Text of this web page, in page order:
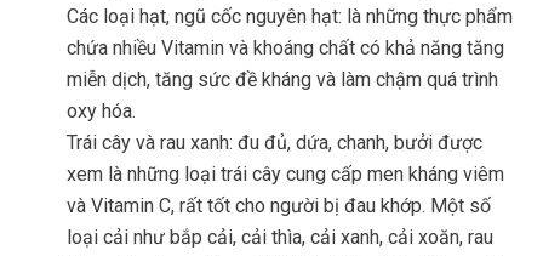
Các loại hạt, ngũ cốc nguyên hạt: là những thực phẩm
chứa nhiều Vitamin và khoáng chất có khả năng tăng
miễn dịch, tăng sức đề kháng và làm chậm quá trình
oxy hóa.
Trái cây và rau xanh: đu đủ, dứa, chanh, bưởi được
xem là những loại trái cây cung cấp men kháng viêm
và Vitamin C, rất tốt cho người bị đau khớp. Một số
loại cải như bắp cải, cải thìa, cải xanh, cải xoăn, rau